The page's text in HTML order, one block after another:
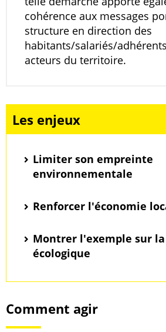
cohérence aux messages
structure en direction des
habitants/salariés/
acteurs du territoire.
Les enjeux
Limiter son empreinte
environnementale
Renforcer l'économie
Montrer l'exemple sur
écologique
Comment agir